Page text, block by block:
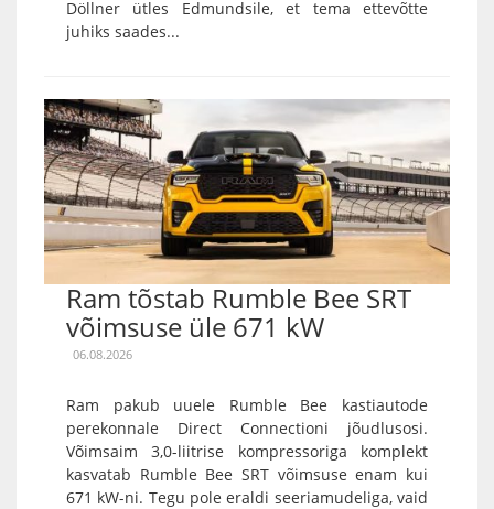
Döllner ütles Edmundsile, et tema ettevõtte
juhiks saades...
Ram tõstab Rumble Bee SRT
võimsuse üle 671 kW
06.08.2026
Ram pakub uuele Rumble Bee kastiautode
perekonnale Direct Connectioni jõudlusosi.
Võimsaim 3,0-liitrise kompressoriga komplekt
kasvatab Rumble Bee SRT võimsuse enam kui
671 kW-ni. Tegu pole eraldi seeriamudeliga, vaid